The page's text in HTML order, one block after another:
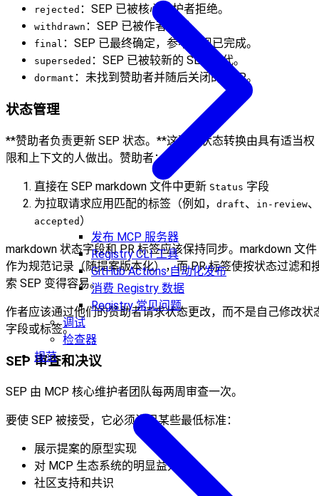
发布 MCP 服务器
Registry CLI 工具
GitHub Actions 自动化发布
消费 Registry 数据
Registry 常见问题
调试
检查器
规范
rejected ：SEP 已被核心维护者拒绝。
withdrawn ：SEP 已被作者撤回。
final ：SEP 已最终确定，参考实现已完成。
superseded ：SEP 已被较新的 SEP 替代。
dormant ：未找到赞助者并随后关闭的 SEP。
状态管理
**赞助者负责更新 SEP 状态。**这确保状态转换由具有适当权
限和上下文的人做出。赞助者：
直接在 SEP markdown 文件中更新 Status 字段
为拉取请求应用匹配的标签（例如，
draft、 in-review、
accepted ）
markdown 状态字段和 PR 标签应该保持同步。markdown 文件
作为规范记录（随提案版本化），而 PR 标签使按状态过滤和
索 SEP 变得容易。
作者应该通过他们的赞助者请求状态更改，而不是自己修改状
字段或标签。
SEP 审查和决议
SEP 由 MCP 核心维护者团队每两周审查一次。
要使 SEP 被接受，它必须满足某些最低标准：
展示提案的原型实现
对 MCP 生态系统的明显益处
社区支持和共识